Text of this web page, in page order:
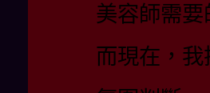
美容師需
而現在，